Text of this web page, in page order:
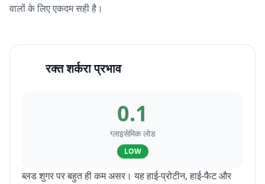
वालों के लिए एकदम सही है।
रक्त शर्करा प्रभाव
0.1
ग्लाइसेमिक लोड
LOW
ब्लड शुगर पर बहुत ही कम असर। यह हाई-प्रोटीन, हाई-फैट और